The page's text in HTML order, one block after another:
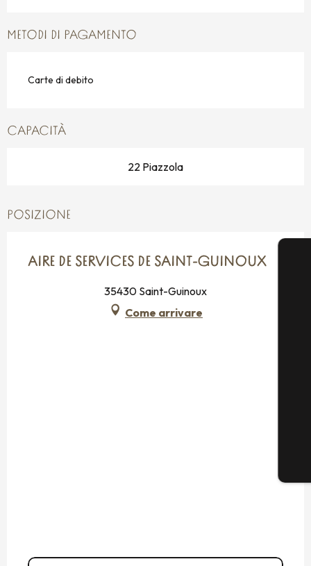
METODI DI PAGAMENTO
Carte di debito
CAPACITÀ
22 Piazzola
POSIZIONE
AIRE DE SERVICES DE SAINT-GUINOUX
35430 Saint-Guinoux
Come arrivare